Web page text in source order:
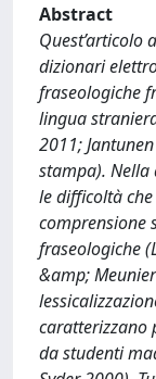
Abstract
Quest’articolo
dizionari
fraseologiche
lingua
2011;
stampa).
le difficoltà
comprensione
fraseologiche
&amp;
caratterizzano
da studenti